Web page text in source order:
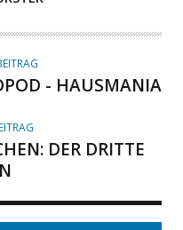
- HAUSMANIA
DER DRITTE